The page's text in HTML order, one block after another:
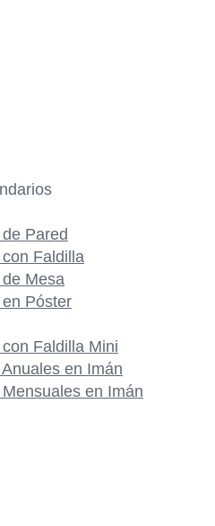
Pared
Faldilla
Mesa
Póster
Faldilla Mini
en Imán
en Imán